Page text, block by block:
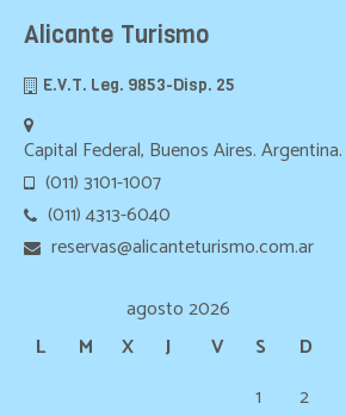
Alicante Turismo
E.V.T. Leg. 9853-Disp. 25
Capital Federal, Buenos Aires. Argentina.
(011) 3101-1007
(011) 4313-6040
reservas@alicanteturismo.com.ar
agosto 2026
L
M X J V S
D
1
2